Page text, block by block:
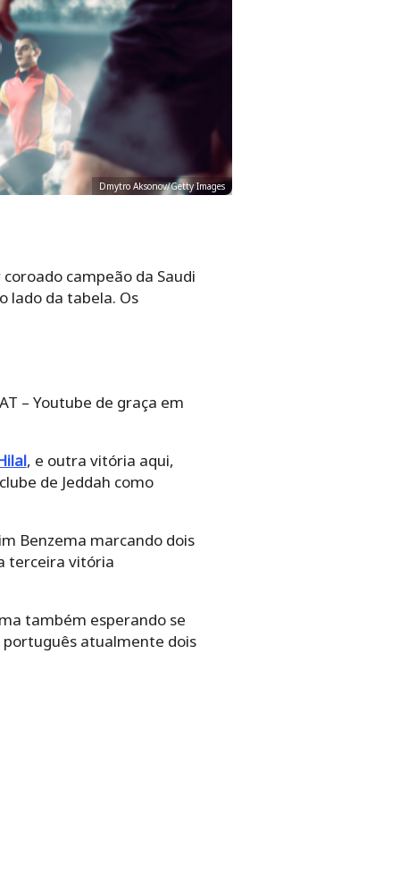
Dmytro Aksonov/Getty Images
campeão da Saudi
lado da tabela. Os
– Youtube de graça em
, e outra vitória aqui,
de Jeddah como
Benzema marcando dois
terceira vitória
também esperando se
atualmente dois